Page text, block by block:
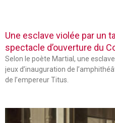
Une esclave violée par un
spectacle d’ouverture du
Selon le poète Martial, une
jeux d’inauguration de
de l’empereur Titus.